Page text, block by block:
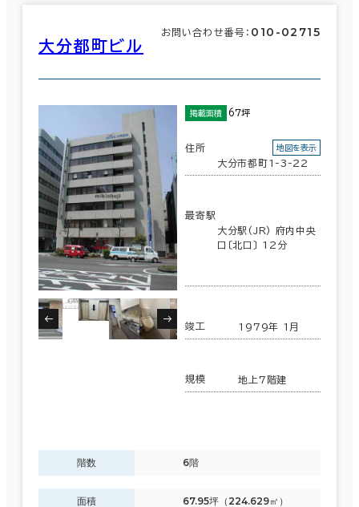
大分都町ビル
お問い合わせ番号： 010-02715
掲載面積 67坪
住所
大分市都町1-3-22
地図を表示
最寄駅
大分駅(JR) 府内中央
口〔北口〕 12分
竣工 1979年 1月
規模 地上7階建
階数 6階
面積 67.95坪（224.629㎡）